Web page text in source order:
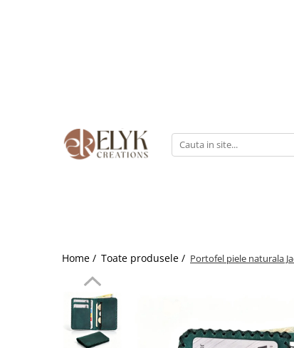
Home / Toate produsele / Portofel piele naturala